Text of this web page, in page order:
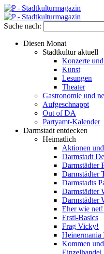
Suche nach:
Diesen Monat
Stadtkultur aktuell
Konzerte
Kunst
Lesungen
Theater
Gastronomie und
Aufgeschnappt
Out of DA
Partyamt-Kalender
Darmstadt entdecken
Heimatlich
Aktionen
Darmstadt
Darmstädter
Darmstädter
Darmstadts
Darmstädter
Darmstädter
Eher wie
Ersti-Basics
Frag Vicky!
Heinermania
Kommen
Einzelhandel